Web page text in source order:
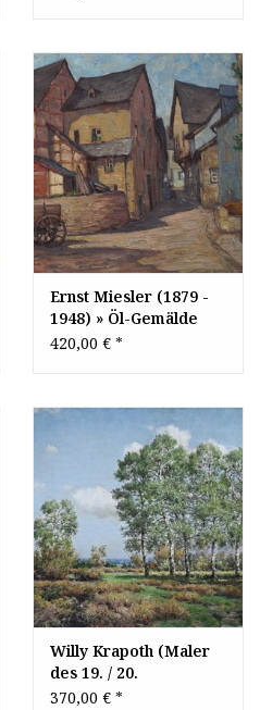
Ernst Miesler (1879 -
1948) » Öl-Gemälde
Impressionismus Dorf
420,00 € *
Willy Krapoth (Maler
des 19. / 20.
Jahrhunderts) » Öl-
370,00 € *